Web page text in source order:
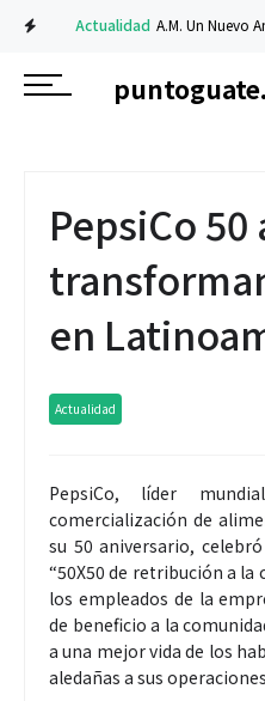
Actualidad A.M. Un Nuevo
PepsiCo 50
en
Actualidad
PepsiCo, líder
comercialización de
su 50 aniversario,
“50X50 de retribución a la
los empleados de la
de beneficio a la
a una mejor vida de los
aledañas a sus